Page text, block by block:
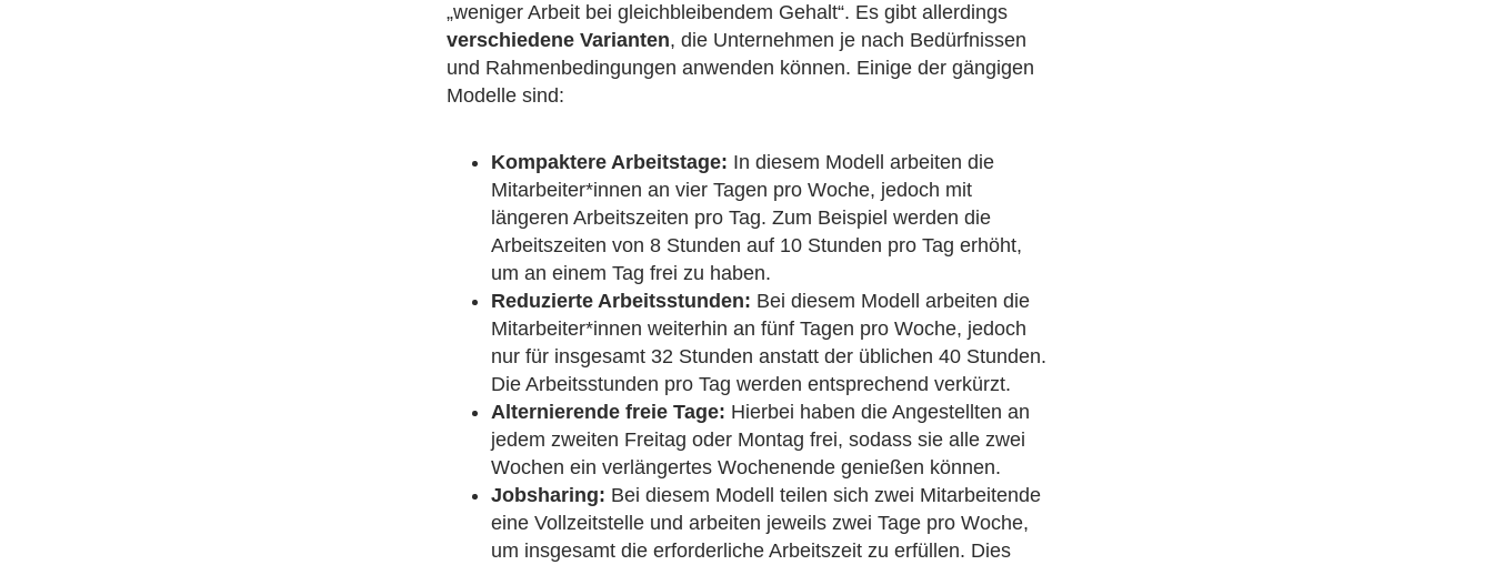
„weniger Arbeit bei gleichbleibendem Gehalt“. Es gibt allerdings
verschiedene Varianten, die Unternehmen je nach Bedürfnissen
und Rahmenbedingungen anwenden können. Einige der gängigen
Modelle sind:
Kompaktere Arbeitstage: In diesem Modell arbeiten die
Mitarbeiter*innen an vier Tagen pro Woche, jedoch mit
längeren Arbeitszeiten pro Tag. Zum Beispiel werden die
Arbeitszeiten von 8 Stunden auf 10 Stunden pro Tag erhöht,
um an einem Tag frei zu haben.
Reduzierte Arbeitsstunden: Bei diesem Modell arbeiten die
Mitarbeiter*innen weiterhin an fünf Tagen pro Woche, jedoch
nur für insgesamt 32 Stunden anstatt der üblichen 40 Stunden.
Die Arbeitsstunden pro Tag werden entsprechend verkürzt.
Alternierende freie Tage: Hierbei haben die Angestellten an
jedem zweiten Freitag oder Montag frei, sodass sie alle zwei
Wochen ein verlängertes Wochenende genießen können.
Jobsharing: Bei diesem Modell teilen sich zwei Mitarbeitende
eine Vollzeitstelle und arbeiten jeweils zwei Tage pro Woche,
um insgesamt die erforderliche Arbeitszeit zu erfüllen. Dies